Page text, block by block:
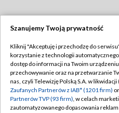
TVP
Abonament TVP
Emisja w TVP
Centrum informacji TVP
Polityka
Moje
Szanujemy Twoją prywatność
Kliknij "Akceptuję i przechodzę do
korzystanie z technologii
dostęp do informacji na Twoim
przechowywanie oraz na przetwarzanie
nas, czyli Telewizję Polską S.A. w
Zaufanych Partnerów z IAB* (1201 firm)
Partnerów TVP (93 firm), w celach
zautomatyzowanego dopasowania